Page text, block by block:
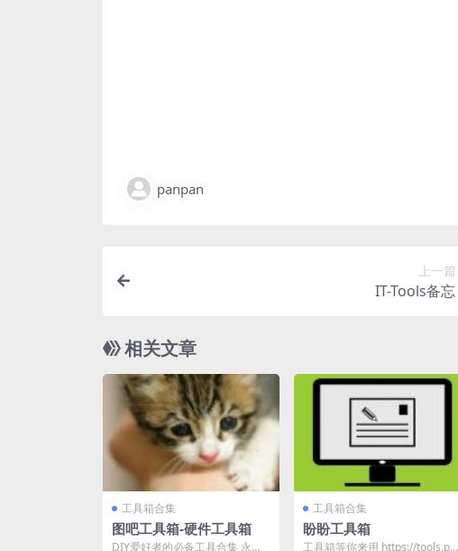
panpan
上一篇
IT-Tools备忘
相关文章
工具箱合集
图吧工具箱-硬件工具箱
DIY爱好者的必备工具合集 永久
工具箱合集
盼盼工具箱
工具箱等你来用 https://tools.pa